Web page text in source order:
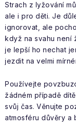
Strach z lyžování
ale i pro děti. Je
ignorovat, ale
když na svahu není
je lepší ho nechat
jezdit na velmi
Používejte
žádném případě
svůj čas. Věnujte
atmosféru důvěry a